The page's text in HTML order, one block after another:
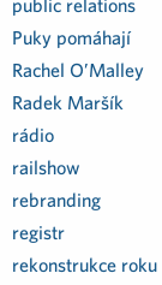
public relations
Puky pomáhají
Rachel O’Malley
Radek Maršík
rádio
railshow
rebranding
registr
rekonstrukce roku